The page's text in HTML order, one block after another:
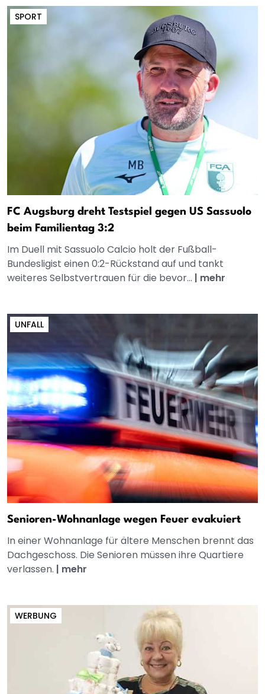
SPORT
FC Augsburg dreht Testspiel gegen US Sassuolo
beim Familientag 3:2
Im Duell mit Sassuolo Calcio holt der Fußball-
Bundesligist einen 0:2-Rückstand auf und tankt
weiteres Selbstvertrauen für die bevor... | mehr
UNFALL
Senioren-Wohnanlage wegen Feuer evakuiert
In einer Wohnanlage für ältere Menschen brennt das
Dachgeschoss. Die Senioren müssen ihre Quartiere
verlassen. | mehr
WERBUNG